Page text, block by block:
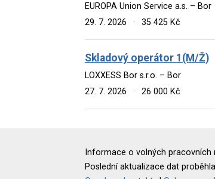
EUROPA Union Service a.s. – Bor
29. 7. 2026
· 35 425 Kč
Skladový operátor 1(M/Ž)
LOXXESS Bor s.r.o. – Bor
27. 7. 2026
· 26 000 Kč
Informace o volných pracovních
Poslední aktualizace dat